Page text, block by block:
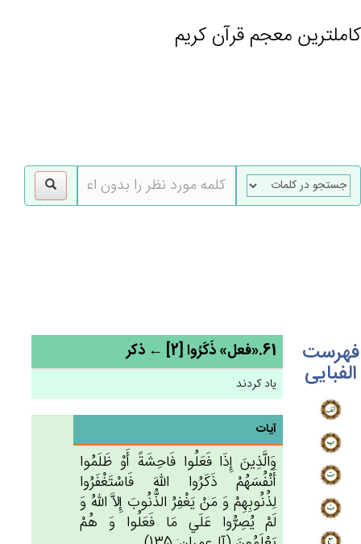
کاملترین معجم قرآن کریم
فهرست
الفبایی
61.«فعل» ذَكَرُوا [2] ← ذکر
یاد کردند
آیات
وَالَّذِين‌َ إِذَا فَعَلُوا فَاحِشَة‌ً أَوْ ظَلَمُوا
أَنْفُسَهُم‌ْ ذَكَرُوا الله‌َ فَاسْتَغْفَرُوا
لِذُنُوبِهِم‌ْ وَ مَنْ‌ يَغْفِرُ الذُّنُوب‌َ إِلاَّ الله‌ُ وَ
لَم‌ْ يُصِرُّوا عَلَي‌ مَا فَعَلُوا وَ هُم‌ْ